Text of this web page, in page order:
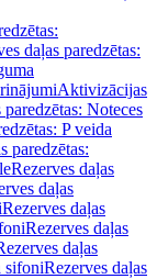
daļas paredzētas:
Aktivizācijas
Noteces
P veida
paredzētas:
Rezerves daļas
daļas
Rezerves daļas
Rezerves daļas
daļas
sifoniRezerves daļas